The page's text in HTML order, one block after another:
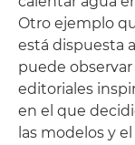
Otro ejemplo
está dispuesta
puede
editoriales
en el que
las modelos y